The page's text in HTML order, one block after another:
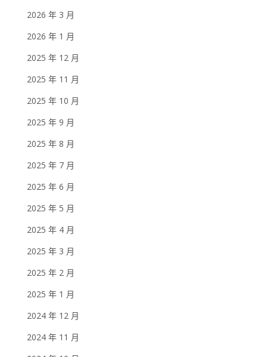
2026 年 3 月
2026 年 1 月
2025 年 12 月
2025 年 11 月
2025 年 10 月
2025 年 9 月
2025 年 8 月
2025 年 7 月
2025 年 6 月
2025 年 5 月
2025 年 4 月
2025 年 3 月
2025 年 2 月
2025 年 1 月
2024 年 12 月
2024 年 11 月